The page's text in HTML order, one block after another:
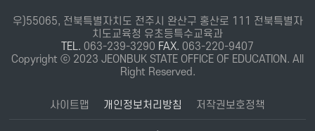
우)55065, 전북특별자치도 전주시 완산구 홍산로 111 전북특별자
치도교육청 유초등특수교육과
TEL. 063-239-3290 FAX. 063-220-9407
Copyright ⓒ 2023 JEONBUK STATE OFFICE OF EDUCATION. All
Right Reserved.
사이트맵 개인정보처리방침 저작권보호정책